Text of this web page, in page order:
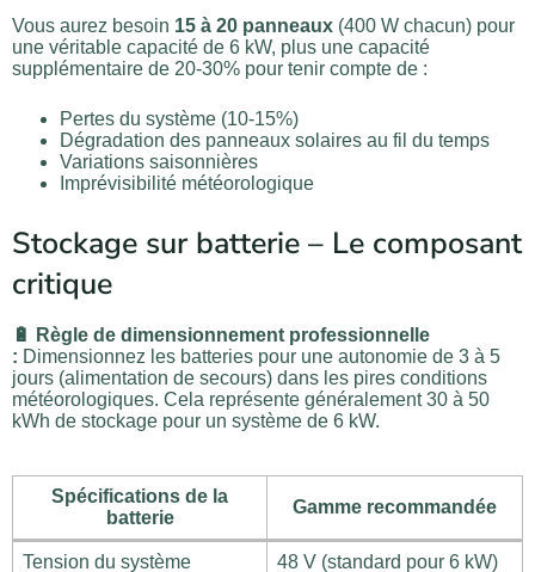
Vous aurez besoin 15 à 20 panneaux (400 W chacun) pour
une véritable capacité de 6 kW, plus une capacité
supplémentaire de 20-30% pour tenir compte de :
Pertes du système (10-15%)
Dégradation des panneaux solaires au fil du temps
Variations saisonnières
Imprévisibilité météorologique
Stockage sur batterie – Le composant
critique
🔋 Règle de dimensionnement professionnelle
: Dimensionnez les batteries pour une autonomie de 3 à 5
jours (alimentation de secours) dans les pires conditions
météorologiques. Cela représente généralement 30 à 50
kWh de stockage pour un système de 6 kW.
Spécifications de la
batterie
Gamme recommandée
Tension du système 48 V (standard pour 6 kW)